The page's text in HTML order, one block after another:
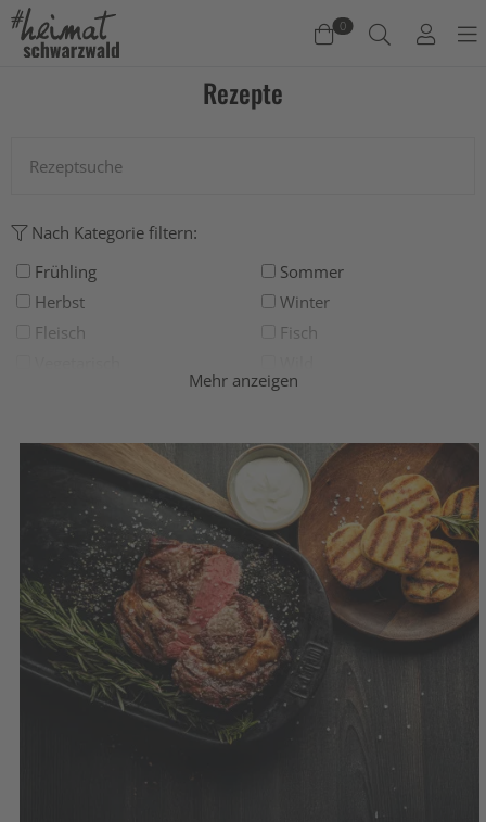
0
Rezepte
Nach Kategorie filtern:
Frühling
Sommer
Herbst
Winter
Fleisch
Fisch
Deftig
Süß
Backen
Mehr anzeigen